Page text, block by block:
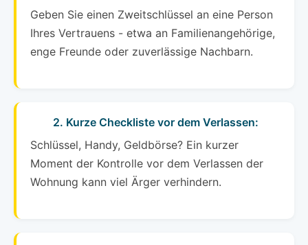
Geben Sie einen Zweitschlüssel an eine Person
Ihres Vertrauens - etwa an Familienangehörige,
enge Freunde oder zuverlässige Nachbarn.
2. Kurze Checkliste vor dem Verlassen:
Schlüssel, Handy, Geldbörse? Ein kurzer
Moment der Kontrolle vor dem Verlassen der
Wohnung kann viel Ärger verhindern.